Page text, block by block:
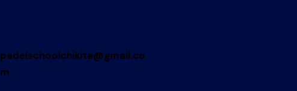
padelschoolchikita@gmail.co
m